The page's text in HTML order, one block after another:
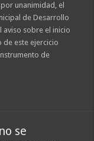
unanimidad, el
de Desarrollo
aviso sobre el inicio
de este ejercicio
de
se